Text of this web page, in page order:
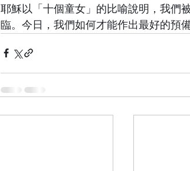
耶穌以「十個童女」的比喻說明，我們
臨。今日，我們如何才能作出最好的預